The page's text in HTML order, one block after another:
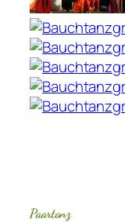
Paartanz